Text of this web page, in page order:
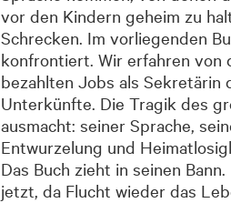
vor den Kindern geheim zu
Schrecken. Im vorliegenden
konfrontiert. Wir erfahren von
bezahlten Jobs als Sekretärin
Unterkünfte. Die Tragik des
ausmacht: seiner Sprache,
Entwurzelung und
Das Buch zieht in seinen
jetzt, da Flucht wieder das